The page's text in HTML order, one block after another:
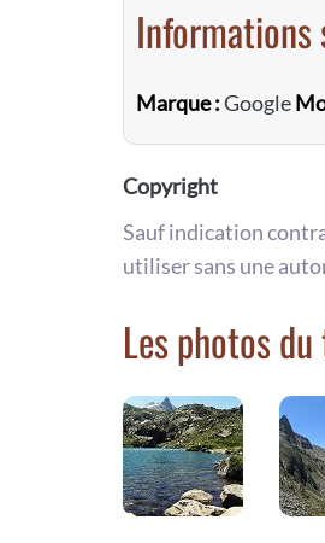
Informations
Marque :Google
Copyright
Sauf indication
utiliser sans une
Les photos